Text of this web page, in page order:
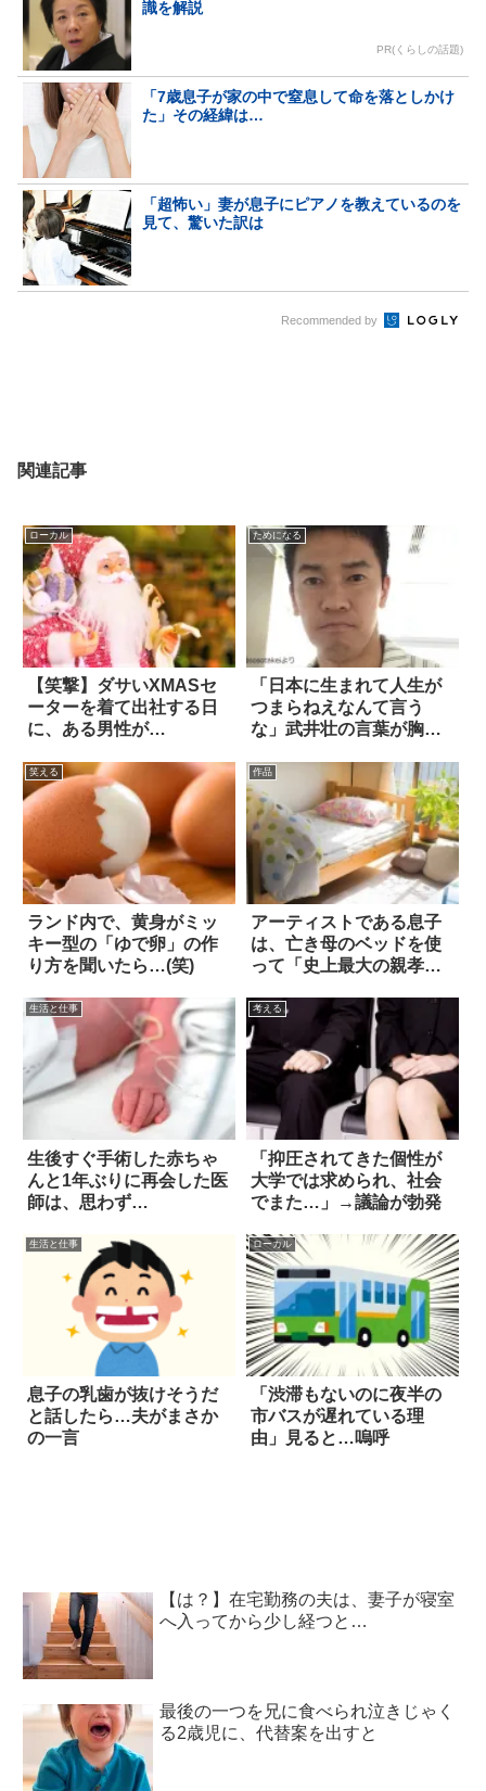
識を解説
PR(くらしの話題)
「7歳息子が家の中で窒息して命を落としかけ
た」その経緯は…
「超怖い」妻が息子にピアノを教えているのを
見て、驚いた訳は
Recommended by
関連記事
ローカル
【笑撃】ダサいXMASセ
ーターを着て出社する日
に、ある男性が…
ためになる
「日本に生まれて人生が
つまらねえなんて言う
な」武井壮の言葉が胸に
笑える
ランド内で、黄身がミッ
キー型の「ゆで卵」の作
り方を聞いたら…(笑)
作品
アーティストである息子
は、亡き母のベッドを使
って「史上最大の親孝
生活と仕事
生後すぐ手術した赤ちゃ
んと1年ぶりに再会した医
師は、思わず…
考える
「抑圧されてきた個性が
大学では求められ、社会
でまた…」→議論が勃発
生活と仕事
息子の乳歯が抜けそうだ
と話したら…夫がまさか
の一言
ローカル
「渋滞もないのに夜半の
市バスが遅れている理
由」見ると…嗚呼
【は？】在宅勤務の夫は、妻子が寝室
へ入ってから少し経つと…
最後の一つを兄に食べられ泣きじゃく
る2歳児に、代替案を出すと